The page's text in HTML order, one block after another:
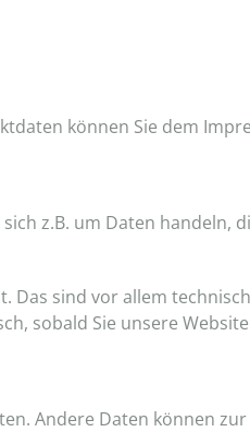
können Sie dem
z.B. um Daten handeln,
Das sind vor allem
sobald Sie unsere
Andere Daten können